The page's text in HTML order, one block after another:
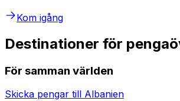
Kom igång
Destinationer för
För samman världen
Skicka pengar till Albanien